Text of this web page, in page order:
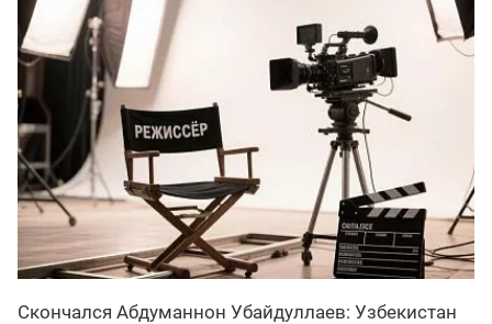
Скончался Абдуманнон Убайдуллаев: Узбекистан